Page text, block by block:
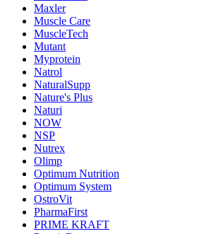
Maxler
Muscle Care
MuscleTech
Mutant
Myprotein
Natrol
NaturalSupp
Nature's Plus
Naturi
NOW
NSP
Nutrex
Olimp
Optimum Nutrition
Optimum System
OstroVit
PharmaFirst
PRIME KRAFT